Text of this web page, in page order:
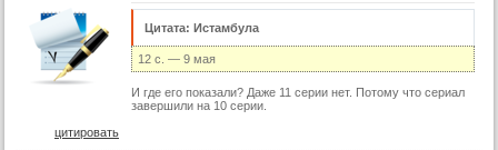
Цитата: Истамбула
12 c. — 9 мая
И где его показали? Даже 11 серии нет. Потому что сериал
завершили на 10 серии.
цитировать